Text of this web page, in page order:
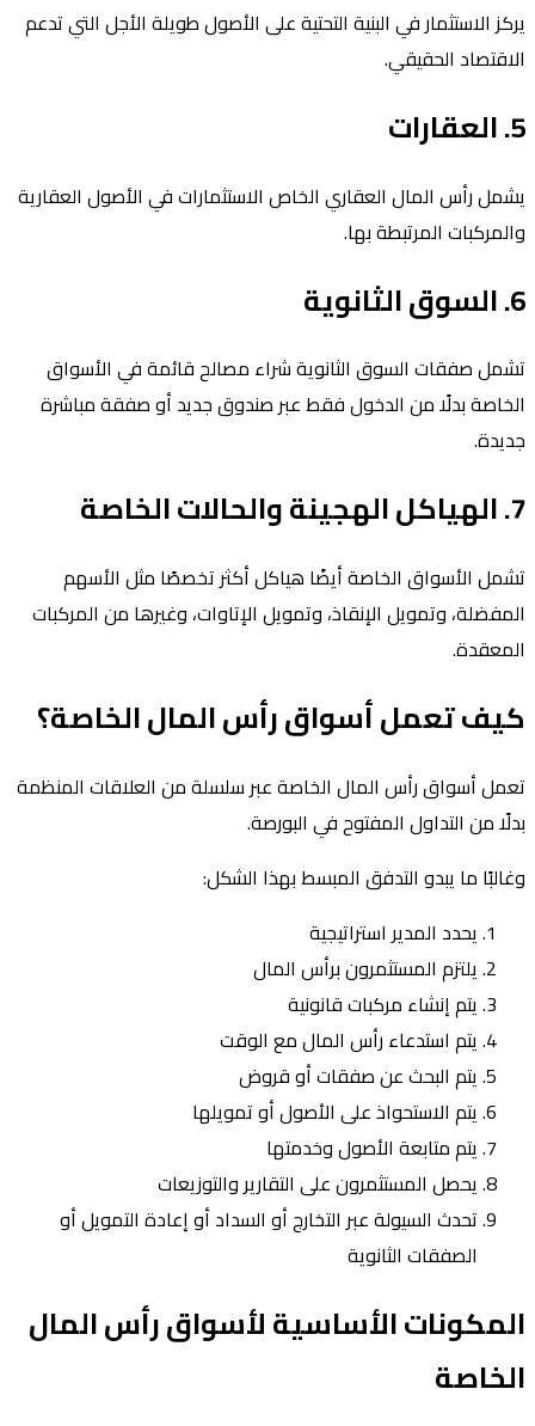
يركز الاستثمار في البنية التحتية على الأصول طويلة الأجل التي تدعم
الاقتصاد الحقيقي.
5. العقارات
يشمل رأس المال العقاري الخاص الاستثمارات في الأصول العقارية
والمركبات المرتبطة بها.
6. السوق الثانوية
تشمل صفقات السوق الثانوية شراء مصالح قائمة في الأسواق
الخاصة بدلًا من الدخول فقط عبر صندوق جديد أو صفقة مباشرة
جديدة.
7. الهياكل الهجينة والحالات الخاصة
تشمل الأسواق الخاصة أيضًا هياكل أكثر تخصصًا مثل الأسهم
المفضلة، وتمويل الإنقاذ، وتمويل الإتاوات، وغيرها من المركبات
المعقدة.
كيف تعمل أسواق رأس المال الخاصة؟
تعمل أسواق رأس المال الخاصة عبر سلسلة من العلاقات المنظمة
بدلًا من التداول المفتوح في البورصة.
وغالبًا ما يبدو التدفق المبسط بهذا الشكل:
يحدد المدير استراتيجية
يلتزم المستثمرون برأس المال
يتم إنشاء مركبات قانونية
يتم استدعاء رأس المال مع الوقت
يتم البحث عن صفقات أو قروض
يتم الاستحواذ على الأصول أو تمويلها
يتم متابعة الأصول وخدمتها
يحصل المستثمرون على التقارير والتوزيعات
تحدث السيولة عبر التخارج أو السداد أو إعادة التمويل أو
الصفقات الثانوية
المكونات الأساسية لأسواق رأس المال
الخاصة